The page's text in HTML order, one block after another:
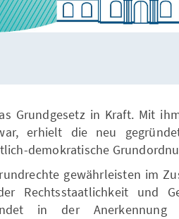
Grundgesetz in Kraft. Mit
erhielt die neu
demokratische
gewährleisten im
Rechtsstaatlichkeit und
in der Anerkennung